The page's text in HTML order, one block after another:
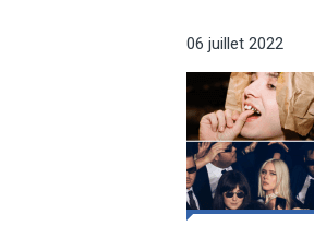
06 juillet 2022